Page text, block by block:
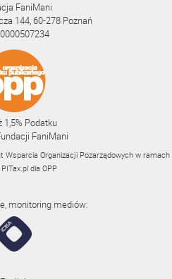
FaniMani
144, 60-278 Poznań
1,5% Podatku
FaniMani
Organizacji Pozarządowych w ramach
PITax.pl dla OPP
monitoring mediów: